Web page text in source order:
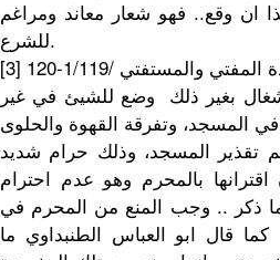
ان وقع.. فهو شعار معاند ومراغم
للشرع.
المفتي والمستفتي /1/119-120
بغير ذلك وضع للشيئ في غير
المسجد، وتفرقة القهوة والحلوى
تقذير المسجد، وذلك حرام شديد
بالمحرم وهو عدم احترام
ذكر .. وجب المنع من المحرم في
قال ابو العباس الطنبداوي ما